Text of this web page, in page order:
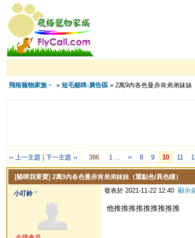
飛格寵物家族 »短毛貓咪-廣告區 » 2萬9內各色曼赤肯弟弟妹妹
‹‹ 上一主題 |下一主題 ›› 386 1 ... ‹‹ 8 9 10 11
[貓咪我要賣] 2萬9內各色曼赤肯弟弟妹妹（重點色/異色瞳）
小叮鈴 發表於 2021-11-22 12:40顯示
他推推推推推推推推推